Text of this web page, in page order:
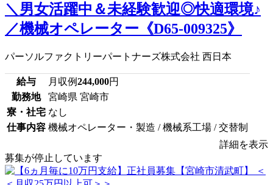
＼男女活躍中＆未経験歓迎◎快適環境♪
／機械オペレーター《D65-009325》
パーソルファクトリーパートナーズ株式会社 西日本
給与 月収例244,000円
勤務地
宮崎県 宮崎市
寮・社宅 なし
仕事内容 機械オペレーター・製造 / 機械系工場 / 交替制
詳細を表示
募集が停止しています